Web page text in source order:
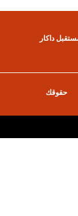
داكار
حقوقك